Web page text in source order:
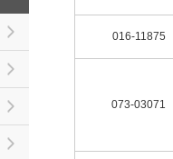
016-11875
073-03071